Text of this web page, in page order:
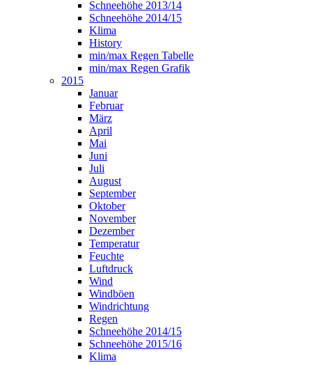
Schneehöhe 2013/14
Schneehöhe 2014/15
Klima
History
min/max Regen Tabelle
min/max Regen Grafik
2015
Januar
Februar
März
April
Mai
Juni
Juli
August
September
Oktober
November
Dezember
Temperatur
Feuchte
Luftdruck
Wind
Windböen
Windrichtung
Regen
Schneehöhe 2014/15
Schneehöhe 2015/16
Klima